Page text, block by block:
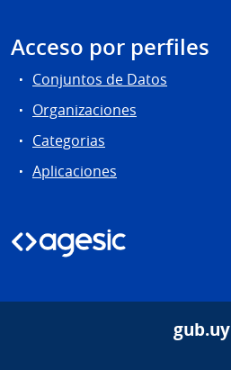
Acceso por perfiles
Conjuntos de Datos
Organizaciones
Categorias
Aplicaciones
gub.uy